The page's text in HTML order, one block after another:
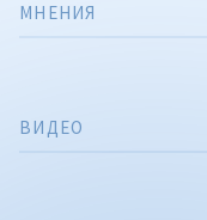
МНЕНИЯ
ВИДЕО